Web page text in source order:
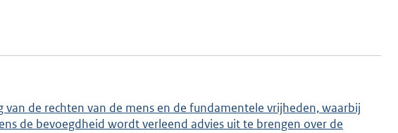
de rechten van de mens en de fundamentele vrijheden, waarbij
de bevoegdheid wordt verleend advies uit te brengen over de